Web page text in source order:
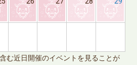
む近日開催のイベントを見ることが